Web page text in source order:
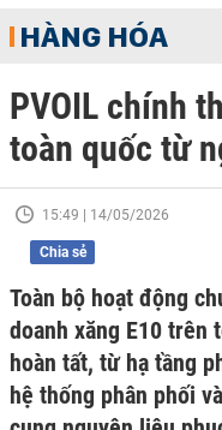
HÀNG HÓA
PVOIL chính
toàn quốc từ
15:49 | 14/05/2026
Chia sẻ
Toàn bộ hoạt động
doanh xăng E10 trên
hoàn tất, từ hạ tầng
hệ thống phân phối